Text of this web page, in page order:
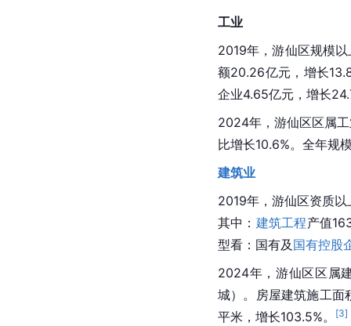
工业
2019年，游仙区规模
额20.26亿元，增长
企业4.65亿元，增长
2024年，游仙区区属
比增长10.6%。全年规
建筑业
2019年，游仙区资质
其中： 建筑工程产值
型看：国有及 国有控股
2024年，游仙区区属
城）。房屋建筑施工面
平米，增长103.5%。
[3]